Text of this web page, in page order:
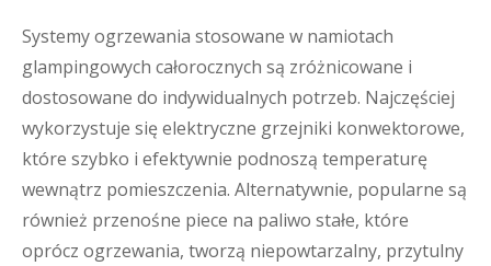
Systemy ogrzewania stosowane w namiotach
glampingowych całorocznych są zróżnicowane i
dostosowane do indywidualnych potrzeb. Najczęściej
wykorzystuje się elektryczne grzejniki konwektorowe,
które szybko i efektywnie podnoszą temperaturę
wewnątrz pomieszczenia. Alternatywnie, popularne są
również przenośne piece na paliwo stałe, które
oprócz ogrzewania, tworzą niepowtarzalny, przytulny